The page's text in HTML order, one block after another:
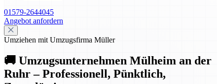
01579-2644045
Angebot anfordern
Umziehen mit Umzugsfirma Müller
🚚 Umzugsunternehmen Mülheim an der
Ruhr – Professionell, Pünktlich,